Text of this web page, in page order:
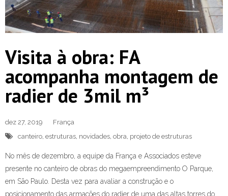
Visita à obra: FA
acompanha montagem de
radier de 3mil m³
dez 27, 2019
França
canteiro, estruturas, novidades, obra, projeto de estruturas
No mês de dezembro, a equipe da França e Associados esteve
presente no canteiro de obras do megaempreendimento O Parque,
em São Paulo. Desta vez para avaliar a construção e o
posicionamento das armações do radier de uma das altas torres do